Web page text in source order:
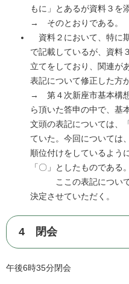
もに」とあるが資料３を
→ そのとおりである。
資料２において、特に
で記載しているが、資料
立てをしており、関連が
表記について修正した方
→ 第４次新座市基本構
ら頂いた答申の中で、基
文頭の表記については、
ていた。今回については
順位付けをしているよう
「〇」としたものである。
ここの表記について
決定させていただく。
4 閉会
午後6時35分閉会